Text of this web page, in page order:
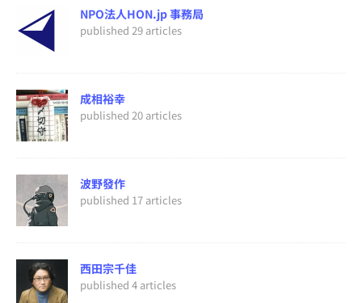
NPO法人HON.jp 事務局
published 29 articles
成相裕幸
published 20 articles
波野發作
published 17 articles
西田宗千佳
published 4 articles